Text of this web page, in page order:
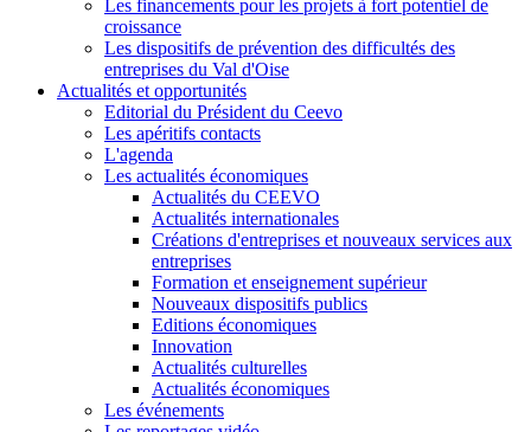
Les financements pour les projets à fort potentiel de
croissance
Les dispositifs de prévention des difficultés des
entreprises du Val d'Oise
Actualités et opportunités
Editorial du Président du Ceevo
Les apéritifs contacts
L'agenda
Les actualités économiques
Actualités du CEEVO
Actualités internationales
Créations d'entreprises et nouveaux services aux
entreprises
Formation et enseignement supérieur
Nouveaux dispositifs publics
Editions économiques
Innovation
Actualités culturelles
Actualités économiques
Les événements